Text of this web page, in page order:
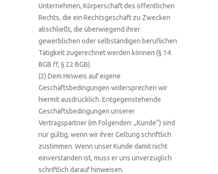
Unternehmen, Körperschaft des öffentlichen
Rechts, die ein Rechtsgeschäft zu Zwecken
abschließt, die überwiegend ihrer
gewerblichen oder selbständigen beruflichen
Tätigkeit zugerechnet werden können (§ 14
BGB ff, § 22 BGB).
(2) Dem Hinweis auf eigene
Geschäftsbedingungen widersprechen wir
hiermit ausdrücklich. Entgegenstehende
Geschäftsbedingungen unserer
Vertragspartner (im Folgenden: „Kunde“) sind
nur gültig, wenn wir ihrer Geltung schriftlich
zustimmen. Wenn unser Kunde damit nicht
einverstanden ist, muss er uns unverzüglich
schriftlich darauf hinweisen.